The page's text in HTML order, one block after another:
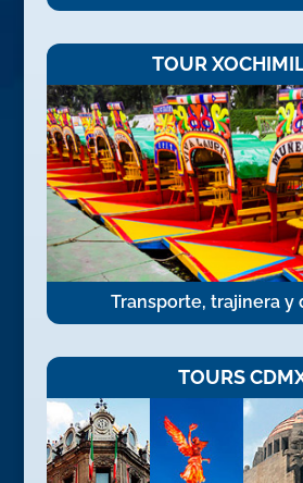
TOUR
Transporte, trajinera y
TOURS